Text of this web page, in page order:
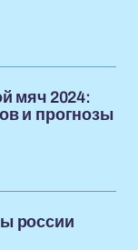
мяч 2024:
и прогнозы
россии